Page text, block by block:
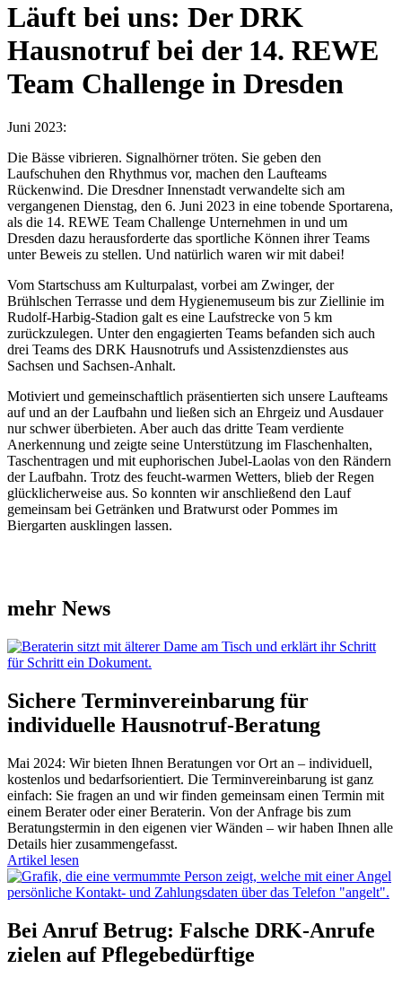
Läuft bei uns: Der DRK
Hausnotruf bei der 14. REWE
Team Challenge in Dresden
Juni 2023:
Die Bässe vibrieren. Signalhörner tröten. Sie geben den
Laufschuhen den Rhythmus vor, machen den Laufteams
Rückenwind. Die Dresdner Innenstadt verwandelte sich am
vergangenen Dienstag, den 6. Juni 2023 in eine tobende Sportarena,
als die 14. REWE Team Challenge Unternehmen in und um
Dresden dazu herausforderte das sportliche Können ihrer Teams
unter Beweis zu stellen. Und natürlich waren wir mit dabei!
Vom Startschuss am Kulturpalast, vorbei am Zwinger, der
Brühlschen Terrasse und dem Hygienemuseum bis zur Ziellinie im
Rudolf-Harbig-Stadion galt es eine Laufstrecke von 5 km
zurückzulegen. Unter den engagierten Teams befanden sich auch
drei Teams des DRK Hausnotrufs und Assistenzdienstes aus
Sachsen und Sachsen-Anhalt.
Motiviert und gemeinschaftlich präsentierten sich unsere Laufteams
auf und an der Laufbahn und ließen sich an Ehrgeiz und Ausdauer
nur schwer überbieten. Aber auch das dritte Team verdiente
Anerkennung und zeigte seine Unterstützung im Flaschenhalten,
Taschentragen und mit euphorischen Jubel-Laolas von den Rändern
der Laufbahn. Trotz des feucht-warmen Wetters, blieb der Regen
glücklicherweise aus. So konnten wir anschließend den Lauf
gemeinsam bei Getränken und Bratwurst oder Pommes im
Biergarten ausklingen lassen.
mehr News
Sichere Terminvereinbarung für
individuelle Hausnotruf-Beratung
Mai 2024: Wir bieten Ihnen Beratungen vor Ort an – individuell,
kostenlos und bedarfsorientiert. Die Terminvereinbarung ist ganz
einfach: Sie fragen an und wir finden gemeinsam einen Termin mit
einem Berater oder einer Beraterin. Von der Anfrage bis zum
Beratungstermin in den eigenen vier Wänden – wir haben Ihnen alle
Details hier zusammengefasst.
Artikel lesen
Bei Anruf Betrug: Falsche DRK-Anrufe
zielen auf Pflegebedürftige